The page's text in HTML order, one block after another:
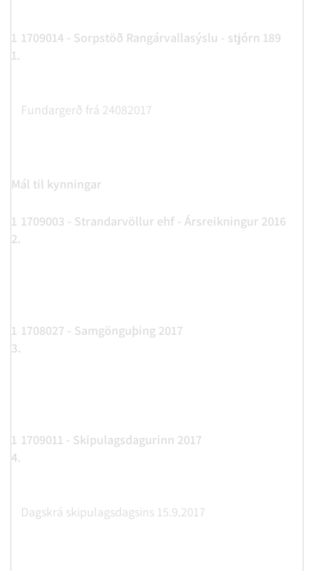
1
1.
1709014 - Sorpstöð Rangárvallasýslu - stjórn 189
Fundargerð frá 24082017
Mál til kynningar
1
2.
1709003 - Strandarvöllur ehf - Ársreikningur 2016
1
3.
1708027 - Samgönguþing 2017
1
4.
1709011 - Skipulagsdagurinn 2017
Dagskrá skipulagsdagsins 15.9.2017